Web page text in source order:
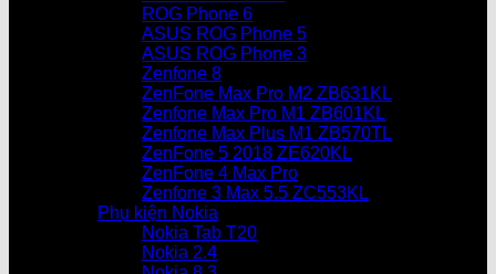
ROG Phone 6
ASUS ROG Phone 5
ASUS ROG Phone 3
Zenfone 8
ZenFone Max Pro M2 ZB631KL
Zenfone Max Pro M1 ZB601KL
Zenfone Max Plus M1 ZB570TL
ZenFone 5 2018 ZE620KL
ZenFone 4 Max Pro
Zenfone 3 Max 5.5 ZC553KL
Phụ kiện Nokia
Nokia Tab T20
Nokia 2.4